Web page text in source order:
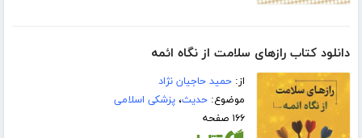
دانلود کتاب رازهای سلامت از نگاه ائمه
از:حمید حاجیان نژاد
موضوع:حدیث،پزشکی اسلامی
۱۶۶ صفحه